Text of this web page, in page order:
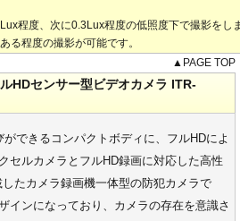
程度、次に0.3Lux程度の低照度下で撮影をし
る程度の撮影が可能です。
▲PAGE TOP
HDセンサー型ビデオカメラ ITR-
ができるコンパクトボディに、フルHDによ
セルカメラとフルHD録画に対応した高性
たカメラ録画機一体型の防犯カメラで
インになっており、カメラの存在を意識さ